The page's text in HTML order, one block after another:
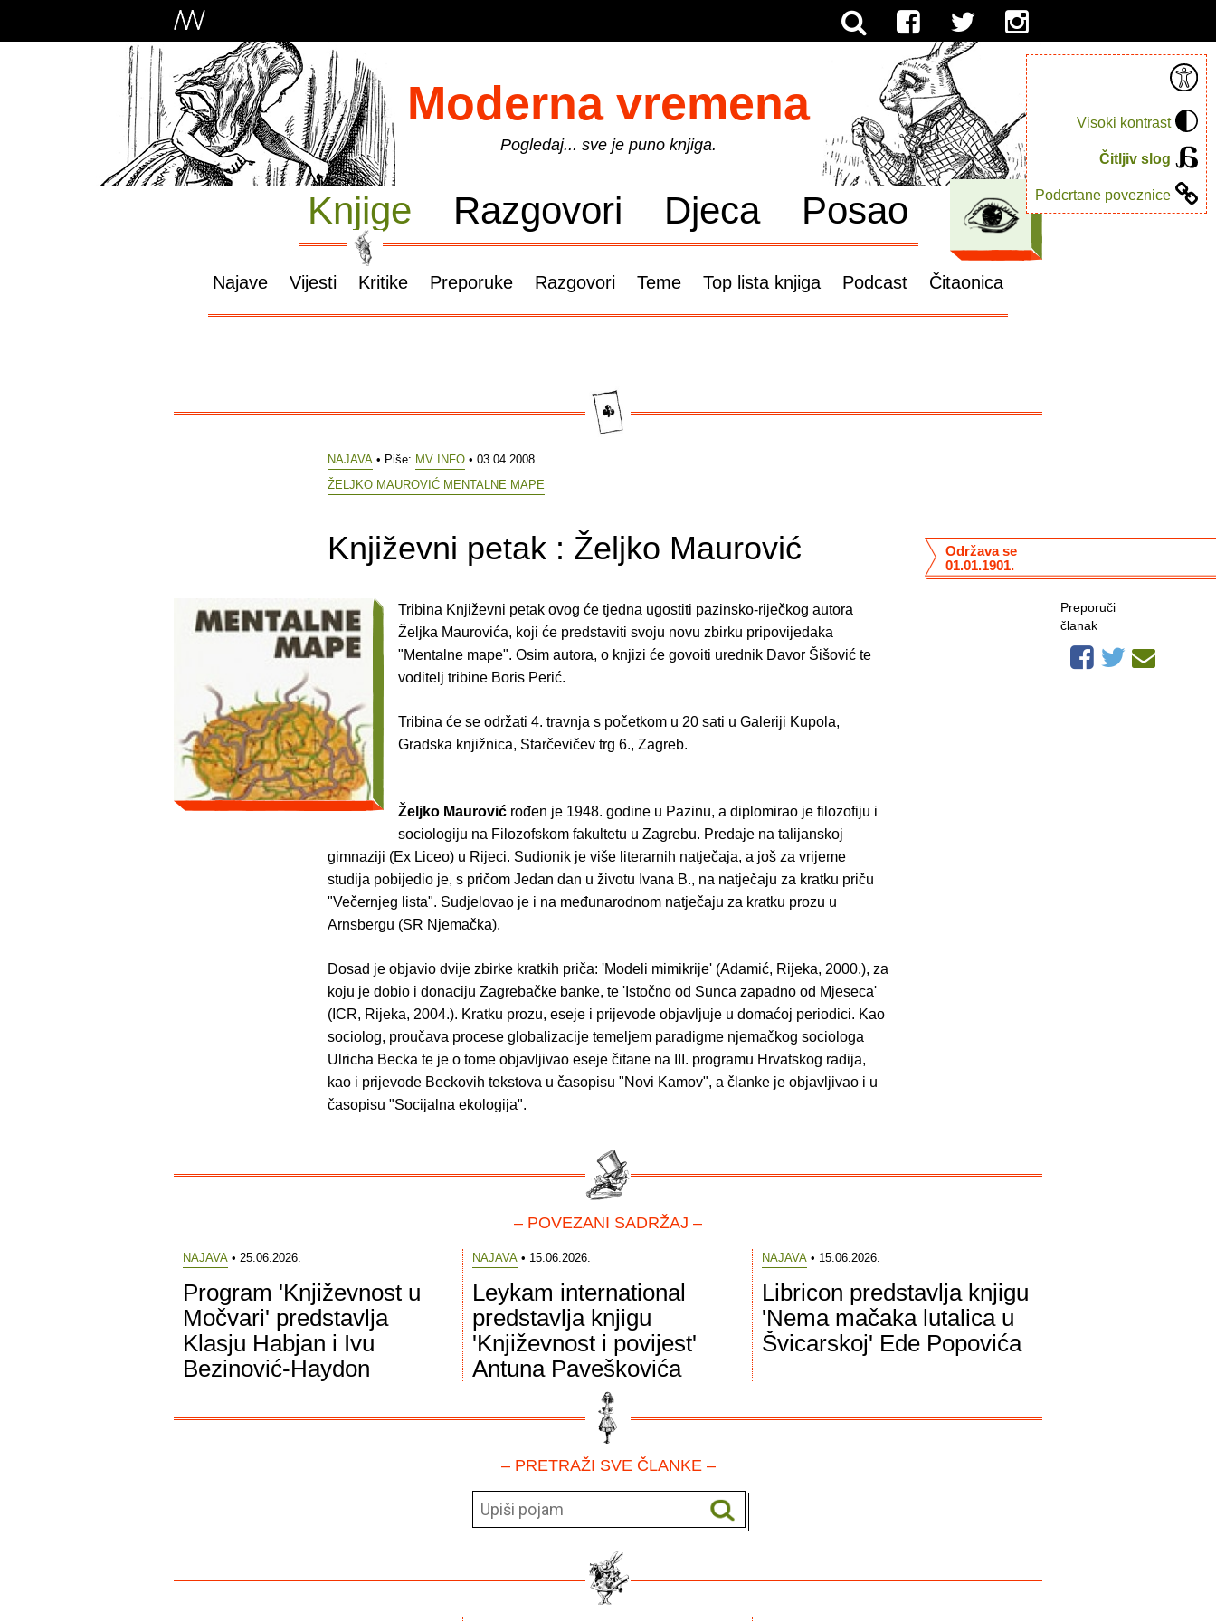
Visoki kontrast
Čitljiv slog
Podcrtane poveznice
Moderna vremena
Pogledaj... sve je puno knjiga.
Knjige Razgovori Djeca Posao
Najave Vijesti Kritike Preporuke Razgovori Teme Top lista knjiga Podcast Čitaonica
NAJAVA • Piše: MV INFO • 03.04.2008.
ŽELJKO MAUROVIĆ MENTALNE MAPE
Književni petak : Željko Maurović
Održava se
01.01.1901.
Tribina Književni petak ovog će tjedna ugostiti pazinsko-riječkog autora
Željka Maurovića, koji će predstaviti svoju novu zbirku pripovijedaka
"Mentalne mape". Osim autora, o knjizi će govoiti urednik Davor Šišović te
voditelj tribine Boris Perić.
Tribina će se održati 4. travnja s početkom u 20 sati u Galeriji Kupola,
Gradska knjižnica, Starčevičev trg 6., Zagreb.
Željko Maurović rođen je 1948. godine u Pazinu, a diplomirao je filozofiju i
sociologiju na Filozofskom fakultetu u Zagrebu. Predaje na talijanskoj
gimnaziji (Ex Liceo) u Rijeci. Sudionik je više literarnih natječaja, a još za vrijeme
studija pobijedio je, s pričom Jedan dan u životu Ivana B., na natječaju za kratku priču
"Večernjeg lista". Sudjelovao je i na međunarodnom natječaju za kratku prozu u
Arnsbergu (SR Njemačka).
Dosad je objavio dvije zbirke kratkih priča: 'Modeli mimikrije' (Adamić, Rijeka, 2000.), za
koju je dobio i donaciju Zagrebačke banke, te 'Istočno od Sunca zapadno od Mjeseca'
(ICR, Rijeka, 2004.). Kratku prozu, eseje i prijevode objavljuje u domaćoj periodici. Kao
sociolog, proučava procese globalizacije temeljem paradigme njemačkog sociologa
Ulricha Becka te je o tome objavljivao eseje čitane na III. programu Hrvatskog radija,
kao i prijevode Beckovih tekstova u časopisu "Novi Kamov", a članke je objavljivao i u
časopisu "Socijalna ekologija".
Preporuči
članak
– POVEZANI SADRŽAJ –
NAJAVA• 25.06.2026.
Program 'Književnost u
Močvari' predstavlja
Klasju Habjan i Ivu
Bezinović-Haydon
NAJAVA• 15.06.2026.
Leykam international
predstavlja knjigu
'Književnost i povijest'
Antuna Paveškovića
NAJAVA• 15.06.2026.
Libricon predstavlja knjigu
'Nema mačaka lutalica u
Švicarskoj' Ede Popovića
– PRETRAŽI SVE ČLANKE –